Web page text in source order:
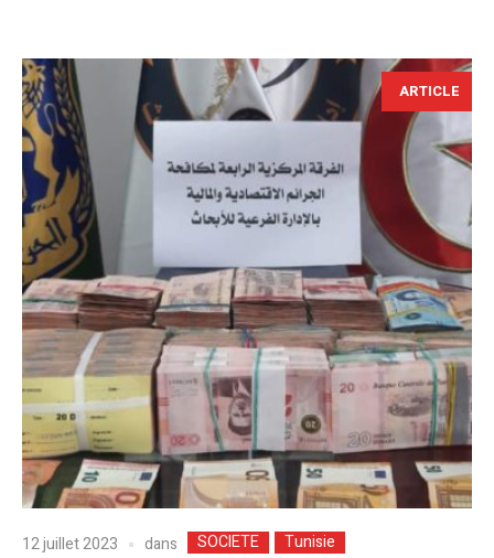
ARTICLE
12 juillet 2023 dans SOCIETE Tunisie